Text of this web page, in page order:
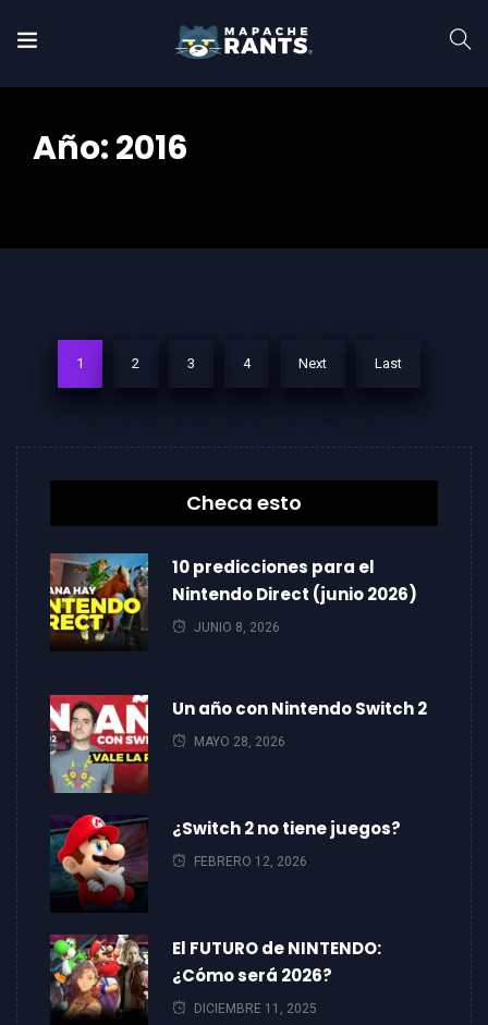
Año:2016
1 2 3 4 Next Last
Checa esto
10 predicciones para el
Nintendo Direct (junio 2026)
JUNIO 8, 2026
Un año con Nintendo Switch 2
MAYO 28, 2026
¿Switch 2 no tiene juegos?
FEBRERO 12, 2026
El FUTURO de NINTENDO:
¿Cómo será 2026?
DICIEMBRE 11, 2025